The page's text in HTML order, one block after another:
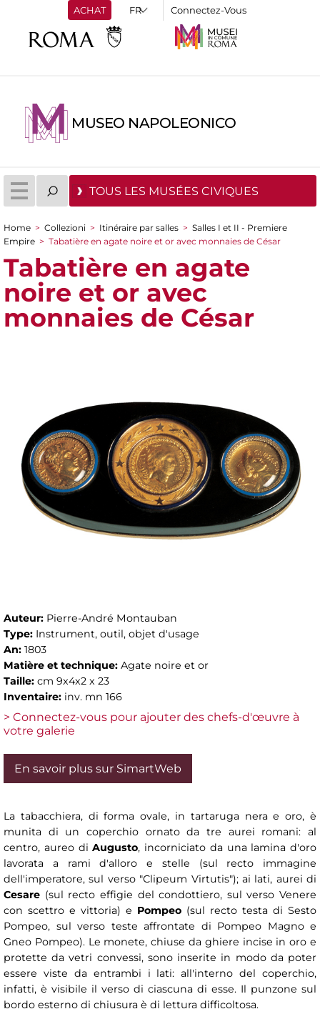
ACHAT Connectez-Vous
MUSEO NAPOLEONICO
TOUS LES MUSÉES CIVIQUES
You are here
Home > Collezioni > Itinéraire par salles > Salles I et II - Premiere
Empire > Tabatière en agate noire et or avec monnaies de César
Tabatière en agate
noire et or avec
monnaies de César
Auteur: Pierre-André Montauban
Type: Instrument, outil, objet d'usage
An: 1803
Matière et technique: Agate noire et or
Taille: cm 9x4x2 x 23
Inventaire: inv. mn 166
> Connectez-vous pour ajouter des chefs-d'œuvre à
votre galerie
En savoir plus sur SimartWeb
La tabacchiera, di forma ovale, in tartaruga nera e oro, è
munita di un coperchio ornato da tre aurei romani: al
centro, aureo diAugusto, incorniciato da una lamina d'oro
lavorata a rami d'alloro e stelle (sul recto immagine
dell'imperatore, sul verso "Clipeum Virtutis"); ai lati, aurei di
Cesare (sul recto effigie del condottiero, sul verso Venere
con scettro e vittoria) e Pompeo (sul recto testa di Sesto
Pompeo, sul verso teste affrontate di Pompeo Magno e
Gneo Pompeo). Le monete, chiuse da ghiere incise in oro e
protette da vetri convessi, sono inserite in modo da poter
essere viste da entrambi i lati: all'interno del coperchio,
infatti, è visibile il verso di ciascuna di esse. Il punzone sul
bordo esterno di chiusura è di lettura difficoltosa.